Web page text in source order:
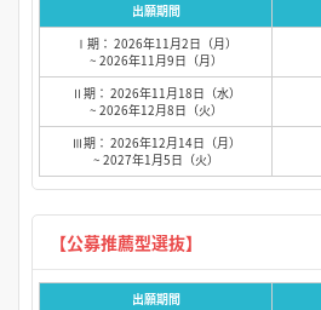
出願期間
Ⅰ期： 2026年11月2日（月）
~ 2026年11月9日（月）
Ⅱ期： 2026年11月18日（水）
~ 2026年12月8日（火）
Ⅲ期： 2026年12月14日（月）
~ 2027年1月5日（火）
出願期間